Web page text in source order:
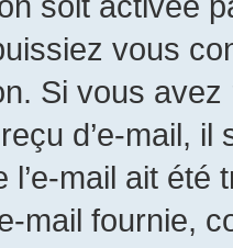
vous
Si vous
d’e-mail,
l’e-mail ait
mail fournie,